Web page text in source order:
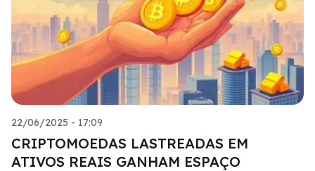
22/06/2025 - 17:09
CRIPTOMOEDAS LASTREADAS EM
ATIVOS REAIS GANHAM ESPAÇO